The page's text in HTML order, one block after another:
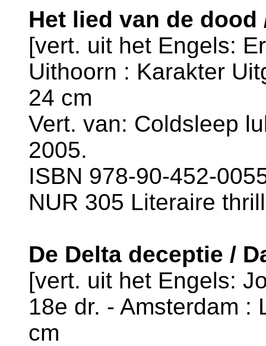
Het lied van de
[vert. uit het Engels:
Uithoorn : Karakter
24 cm
Vert. van: Coldsleep
2005.
ISBN 978-90-452-
NUR 305 Literaire
De Delta deceptie /
[vert. uit het Engels:
18e dr. - Amsterdam :
cm